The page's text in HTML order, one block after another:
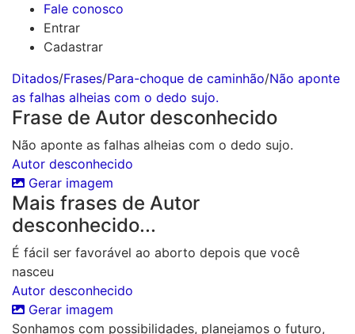
Fale conosco
Entrar
Cadastrar
Ditados/Frases/Para-choque de caminhão/Não aponte
as falhas alheias com o dedo sujo.
Frase de Autor desconhecido
Não aponte as falhas alheias com o dedo sujo.
Autor desconhecido
Gerar imagem
Mais frases de Autor
desconhecido...
É fácil ser favorável ao aborto depois que você
nasceu
Autor desconhecido
Gerar imagem
Sonhamos com possibilidades, planejamos o futuro,